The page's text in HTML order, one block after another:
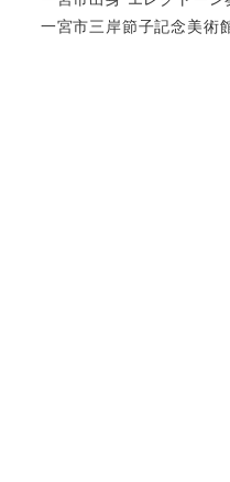
一宮市三岸節子記念美